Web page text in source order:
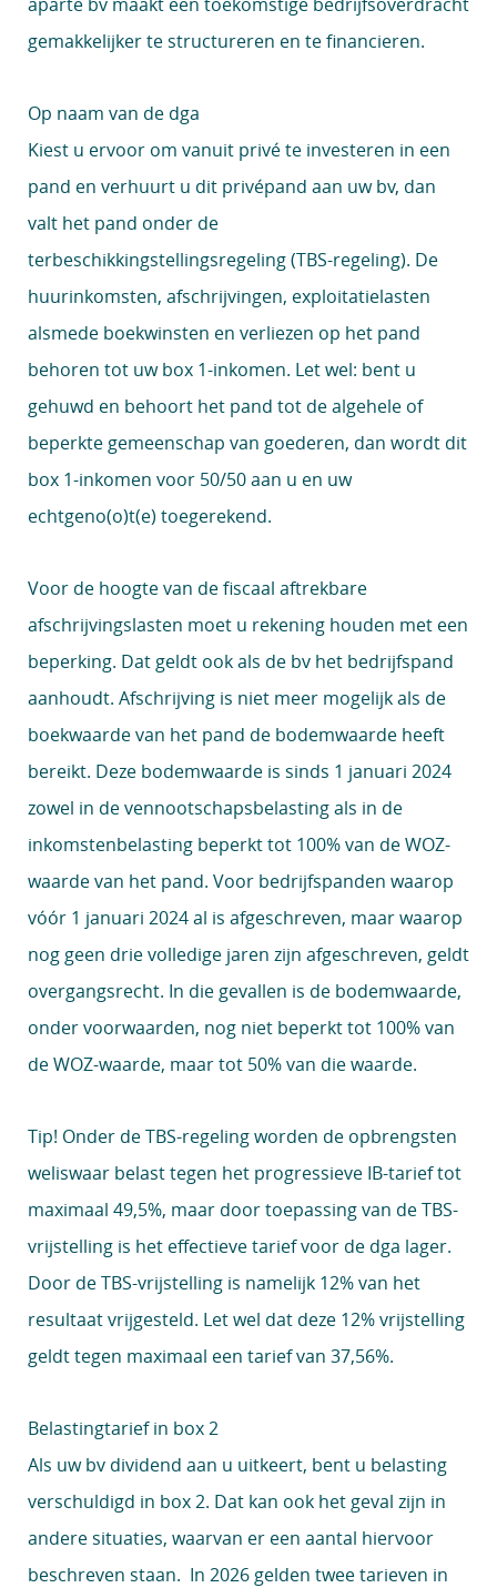
gemakkelijker te structureren en te financieren.
Op naam van de dga
Kiest u ervoor om vanuit privé te investeren in een
pand en verhuurt u dit privépand aan uw bv, dan
valt het pand onder de
terbeschikkingstellingsregeling (TBS-regeling). De
huurinkomsten, afschrijvingen, exploitatielasten
alsmede boekwinsten en verliezen op het pand
behoren tot uw box 1-inkomen. Let wel: bent u
gehuwd en behoort het pand tot de algehele of
beperkte gemeenschap van goederen, dan wordt dit
box 1-inkomen voor 50/50 aan u en uw
echtgeno(o)t(e) toegerekend.
Voor de hoogte van de fiscaal aftrekbare
afschrijvingslasten moet u rekening houden met een
beperking. Dat geldt ook als de bv het bedrijfspand
aanhoudt. Afschrijving is niet meer mogelijk als de
boekwaarde van het pand de bodemwaarde heeft
bereikt. Deze bodemwaarde is sinds 1 januari 2024
zowel in de vennootschapsbelasting als in de
inkomstenbelasting beperkt tot 100% van de WOZ-
waarde van het pand. Voor bedrijfspanden waarop
vóór 1 januari 2024 al is afgeschreven, maar waarop
nog geen drie volledige jaren zijn afgeschreven, geldt
overgangsrecht. In die gevallen is de bodemwaarde,
onder voorwaarden, nog niet beperkt tot 100% van
de WOZ-waarde, maar tot 50% van die waarde.
Tip! Onder de TBS-regeling worden de opbrengsten
weliswaar belast tegen het progressieve IB-tarief tot
maximaal 49,5%, maar door toepassing van de TBS-
vrijstelling is het effectieve tarief voor de dga lager.
Door de TBS-vrijstelling is namelijk 12% van het
resultaat vrijgesteld. Let wel dat deze 12% vrijstelling
geldt tegen maximaal een tarief van 37,56%.
Belastingtarief in box 2
Als uw bv dividend aan u uitkeert, bent u belasting
verschuldigd in box 2. Dat kan ook het geval zijn in
andere situaties, waarvan er een aantal hiervoor
beschreven staan. In 2026 gelden twee tarieven in